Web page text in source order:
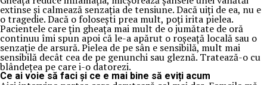
extinse și calmează senzația de tensiune. Dacă uiți de ea, nu e
o tragedie. Dacă o folosești prea mult, poți irita pielea.
Pacientele care țin gheața mai mult de o jumătate de oră
continuu îmi spun apoi că le-a apărut o roșeață locală sau o
senzație de arsură. Pielea de pe sân e sensibilă, mult mai
sensibilă decât cea de pe genunchi sau gleznă. Tratează-o cu
blândețea pe care i-o datorezi.
Ce ai voie să faci și ce e mai bine să eviți acum